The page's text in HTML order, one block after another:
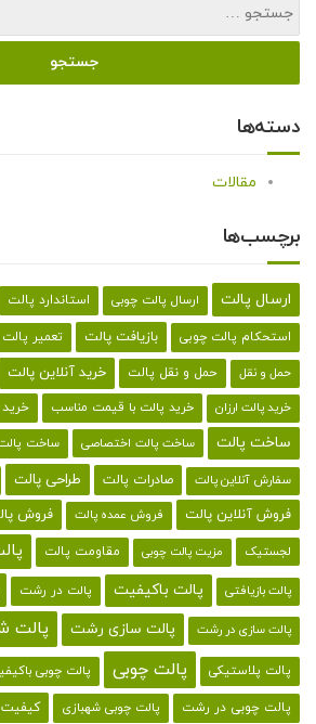
دسته‌ها
مقالات
برچسب‌ها
ارسال پالت ارسال پالت چوبی استاندارد پالت
استحکام پالت چوبی بازیافت پالت تعمیر پالت
حمل و نقل حمل و نقل پالت خرید آنلاین پالت
خرید پالت ارزان خرید پالت با قیمت مناسب
ساخت پالت ساخت پالت اختصاصی ساخت
سفارش آنلاین پالت صادرات پالت طراحی پالت
فروش آنلاین پالت فروش عمده پالت فروش
لجستیک مزیت پالت چوبی مقاومت پالت
پالت بازیافتی پالت باکیفیت پالت در رشت
پالت سازی در رشت پالت سازی رشت پالت
پالت پلاستیکی پالت چوبی پالت چوبی
پالت چوبی در رشت پالت چوبی شهبازی